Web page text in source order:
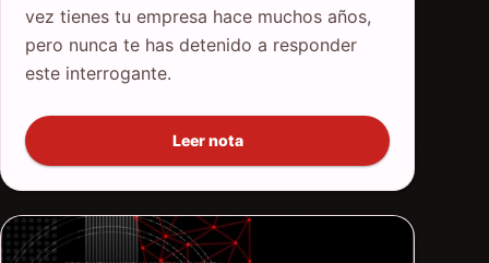
vez tienes tu empresa hace muchos años,
pero nunca te has detenido a responder
este interrogante.
Leer nota